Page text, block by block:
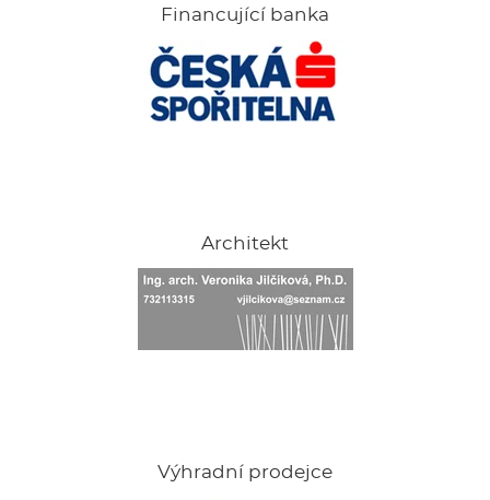
Financující banka
Architekt
Výhradní prodejce